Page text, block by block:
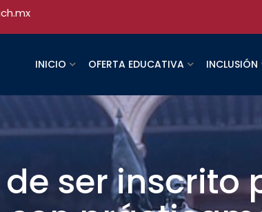
INICIO OFERTA EDUCATIVA INCLUSIÓN
ser inscrito